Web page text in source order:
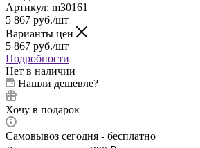
Артикул: m30161
5 867 руб./шт
Варианты цен
5 867 руб./шт
Подробности
Нет в наличии
Нашли дешевле?
Хочу в подарок
Самовывоз сегодня - бесплатно